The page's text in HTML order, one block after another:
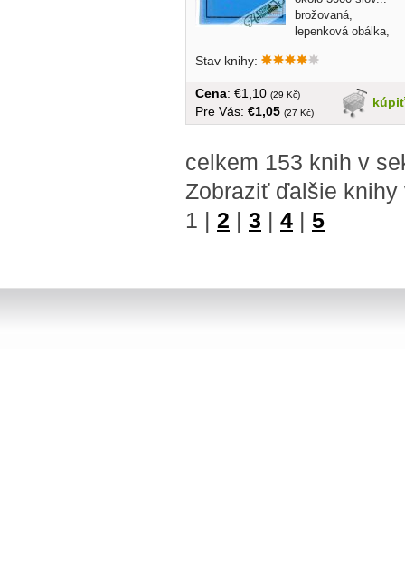
brožovaná,
lepenková obálka,
Stav knihy:
kúpiť
Cena: €1,10 (29 Kč)
Pre Vás: €1,05 (27 Kč)
celkem 153 knih v
Zobraziť ďalšie
1 | 2 | 3 | 4 | 5